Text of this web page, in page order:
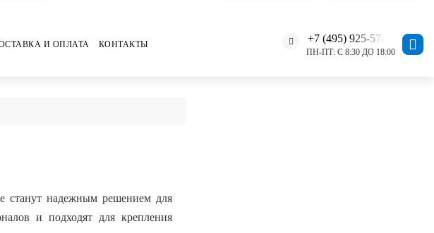
И ОПЛАТА КОНТАКТЫ +7 (495) 925-57-11
ПН-ПТ: С 8:30 ДО 18:00
станут надежным решением для
и подходят для крепления